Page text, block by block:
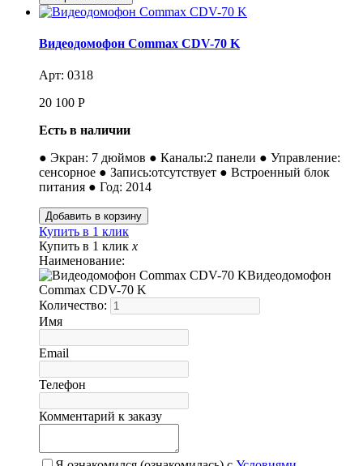
Видеодомофон Commax CDV-70 K
Арт: 0318
20 100 Р
Есть в наличии
● Экран: 7 дюймов ● Каналы:2 панели ● Управление:
сенсорное ● Запись:отсутствует ● Встроенный блок
питания ● Год: 2014
Купить в 1 клик
Купить в 1 клик x
Наименование:
Видеодомофон
Commax CDV-70 K
Количество:
Имя
Email
Телефон
Комментарий к заказу